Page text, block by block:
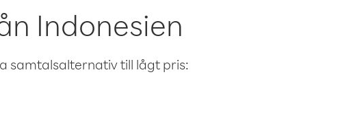
Indonesien
samtalsalternativ till lågt pris: